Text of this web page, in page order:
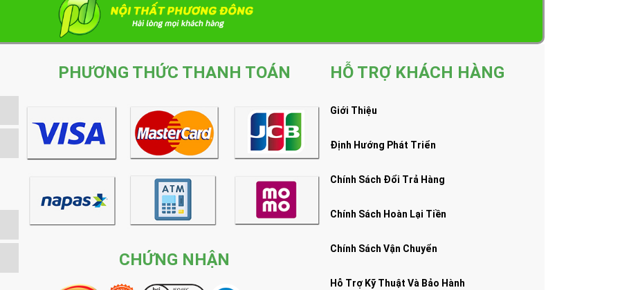
PHƯƠNG THỨC THANH TOÁN
CHỨNG NHẬN
HỖ TRỢ KHÁCH HÀNG
Giới Thiệu
Định Hướng Phát Triển
Chính Sách Đổi Trả Hàng
Chính Sách Hoàn Lại Tiền
Chính Sách Vận Chuyển
Hỗ Trợ Kỹ Thuật Và Bảo Hành